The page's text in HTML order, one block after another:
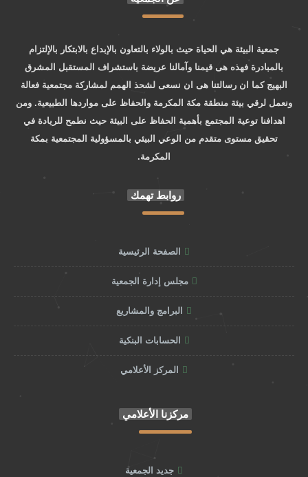
جمعية البيئة هي الحياة حيث بالولاء بالتعاون بالإبداع بالابتكار بالإلتزام
بالمبادرة فهذه هى قيمنا وآمالنا عريضة باستشراف المستقبل المشرق
البهيج كما ان رسالتنا هى ان نسعى لشحذ الهمم لمشاركة مجتمعية فعالة
ونعمل لرقي بيئة منطقة مكة المكرمة والحفاظ على مواردها الطبيعية. ومن
اهدافنا توعية المجتمع بأهمية الحفاظ على البيئة حيث نطمح للريادة في
تحقيق مستوى متقدم من الوعي البيئي بالمسؤولية المجتمعية بمكة
المكرمة.
روابط تهمك
الصفحة الرئيسية
مجلس إدارة الجمعية
البرامج والمشاريع
الحسابات البنكية
المركز الأعلامي
مركزنا الأعلامي
جديد الجمعية